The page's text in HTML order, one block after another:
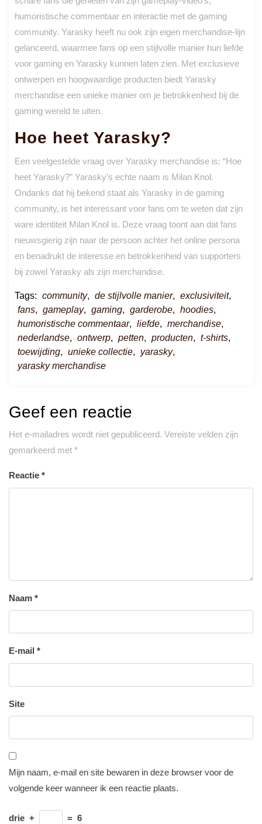
humoristische commentaar en interactie met de gaming
community. Yarasky heeft nu ook zijn eigen merchandise-lijn
gelanceerd, waarmee fans op een stijlvolle manier hun liefde
voor gaming en Yarasky kunnen laten zien. Met exclusieve
ontwerpen en hoogwaardige producten biedt Yarasky
merchandise een unieke manier om je betrokkenheid bij de
gaming wereld te uiten.
Hoe heet Yarasky?
Een veelgestelde vraag over Yarasky merchandise is: “Hoe
heet Yarasky?” Yarasky’s echte naam is Milan Knol.
Ondanks dat hij bekend staat als Yarasky in de gaming
community, is het interessant voor fans om te weten dat zijn
ware identiteit Milan Knol is. Deze vraag toont aan dat fans
nieuwsgierig zijn naar de persoon achter het online persona
en benadrukt de interesse en betrokkenheid van supporters
bij zowel Yarasky als zijn merchandise.
Tags: community, de stijlvolle manier, exclusiviteit,
fans, gameplay, gaming, garderobe, hoodies,
humoristische commentaar, liefde, merchandise,
nederlandse, ontwerp, petten, producten, t-shirts,
toewijding, unieke collectie, yarasky,
yarasky merchandise
Geef een reactie
Het e-mailadres wordt niet gepubliceerd. Vereiste velden zijn
gemarkeerd met *
Reactie *
Naam *
E-mail *
Site
Mijn naam, e-mail en site bewaren in deze browser voor de
volgende keer wanneer ik een reactie plaats.
drie + = 6